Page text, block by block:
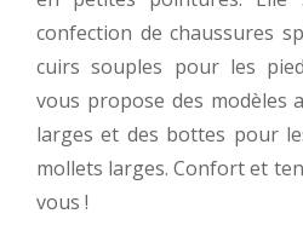
confection de chaussures
cuirs souples pour les
vous propose des modèles
larges et des bottes pour
mollets larges. Confort et
vous !